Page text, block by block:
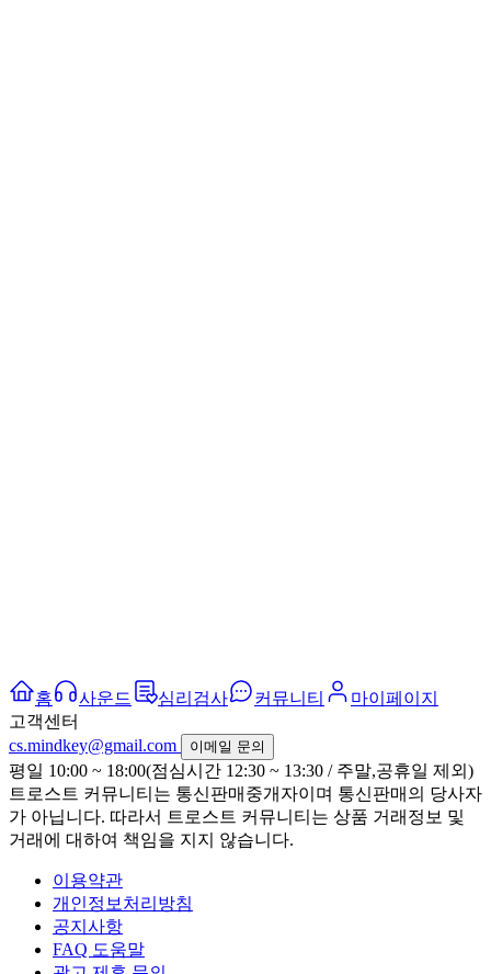
홈 사운드 심리검사 커뮤니티
마이페이지
고객센터
cs.mindkey@gmail.com
이메일 문의
평일 10:00 ~ 18:00(점심시간 12:30 ~ 13:30 / 주말,공휴일 제외)
트로스트 커뮤니티는 통신판매중개자이며 통신판매의 당사자
가 아닙니다. 따라서 트로스트 커뮤니티는 상품 거래정보 및
거래에 대하여 책임을 지지 않습니다.
이용약관
개인정보처리방침
공지사항
FAQ 도움말